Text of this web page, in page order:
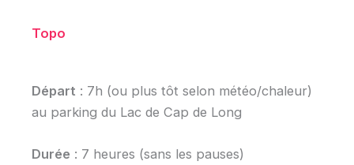
Topo
Départ : 7h (ou plus tôt selon météo/chaleur)
au parking du Lac de Cap de Long
Durée : 7 heures (sans les pauses)